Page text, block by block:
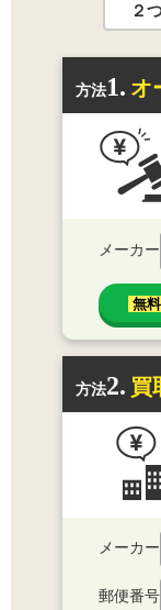
２
方法1. オ
メーカー
無料
方法2. 買
メーカー
郵便番号